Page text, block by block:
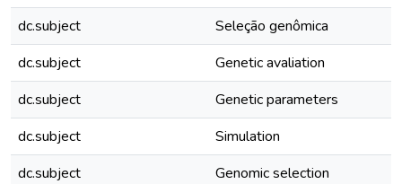
dc.subject
Seleção genômica
dc.subject
Genetic avaliation
dc.subject
Genetic parameters
dc.subject
Simulation
dc.subject
Genomic selection